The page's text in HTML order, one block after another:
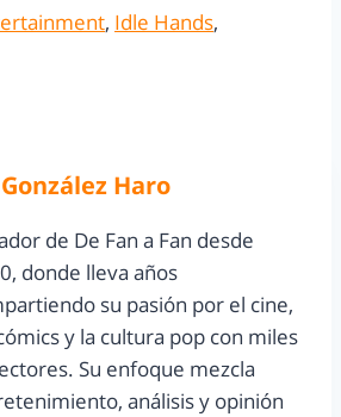
, Idle Hands,
González Haro
de De Fan a Fan desde
donde lleva años
su pasión por el cine,
y la cultura pop con miles
Su enfoque mezcla
análisis y opinión